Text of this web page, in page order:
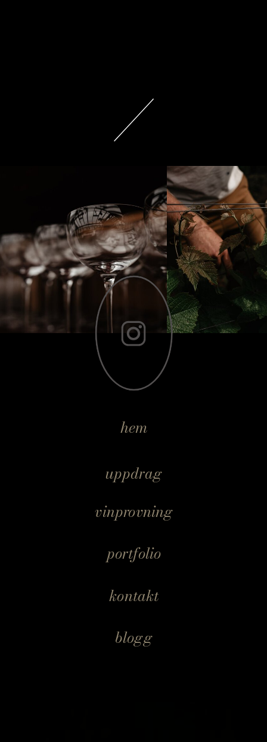
blogg
kontakt
portfolio
vinprovning
uppdrag
hem